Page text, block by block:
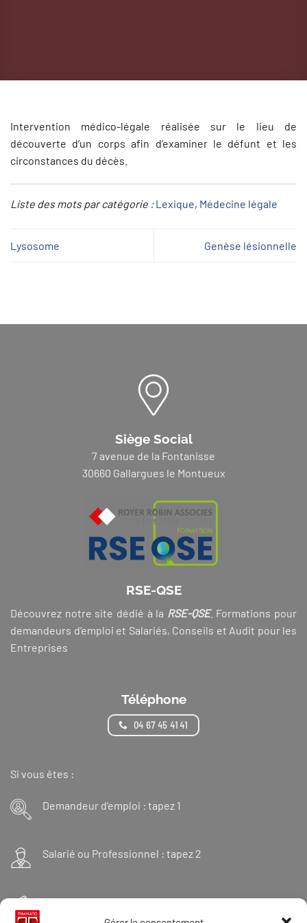
Intervention médico-légale réalisée sur le lieu de
découverte d’un corps afin d’examiner le défunt et les
circonstances du décès.
Liste des mots par catégorie :Lexique, Médecine légale
Lysosome Genèse lésionnelle
Siège Social
7 avenue de la Fontanisse
30660 Gallargues le Montueux
RSE-QSE
Découvrez notre site dédié à la RSE-QSE. Formations pour
demandeurs d’emploi et Salariés, Conseils et Audit pour les
Entreprises
Téléphone
04 67 45 41 41
Si vous êtes :
Demandeur d’emploi : tapez 1
Salarié ou Professionnel : tapez 2
Financeur : tapez 3